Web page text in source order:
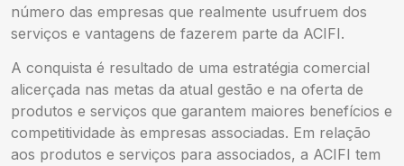
número das empresas que realmente usufruem dos
serviços e vantagens de fazerem parte da ACIFI.
A conquista é resultado de uma estratégia comercial
alicerçada nas metas da atual gestão e na oferta de
produtos e serviços que garantem maiores benefícios e
competitividade às empresas associadas. Em relação
aos produtos e serviços para associados, a ACIFI tem